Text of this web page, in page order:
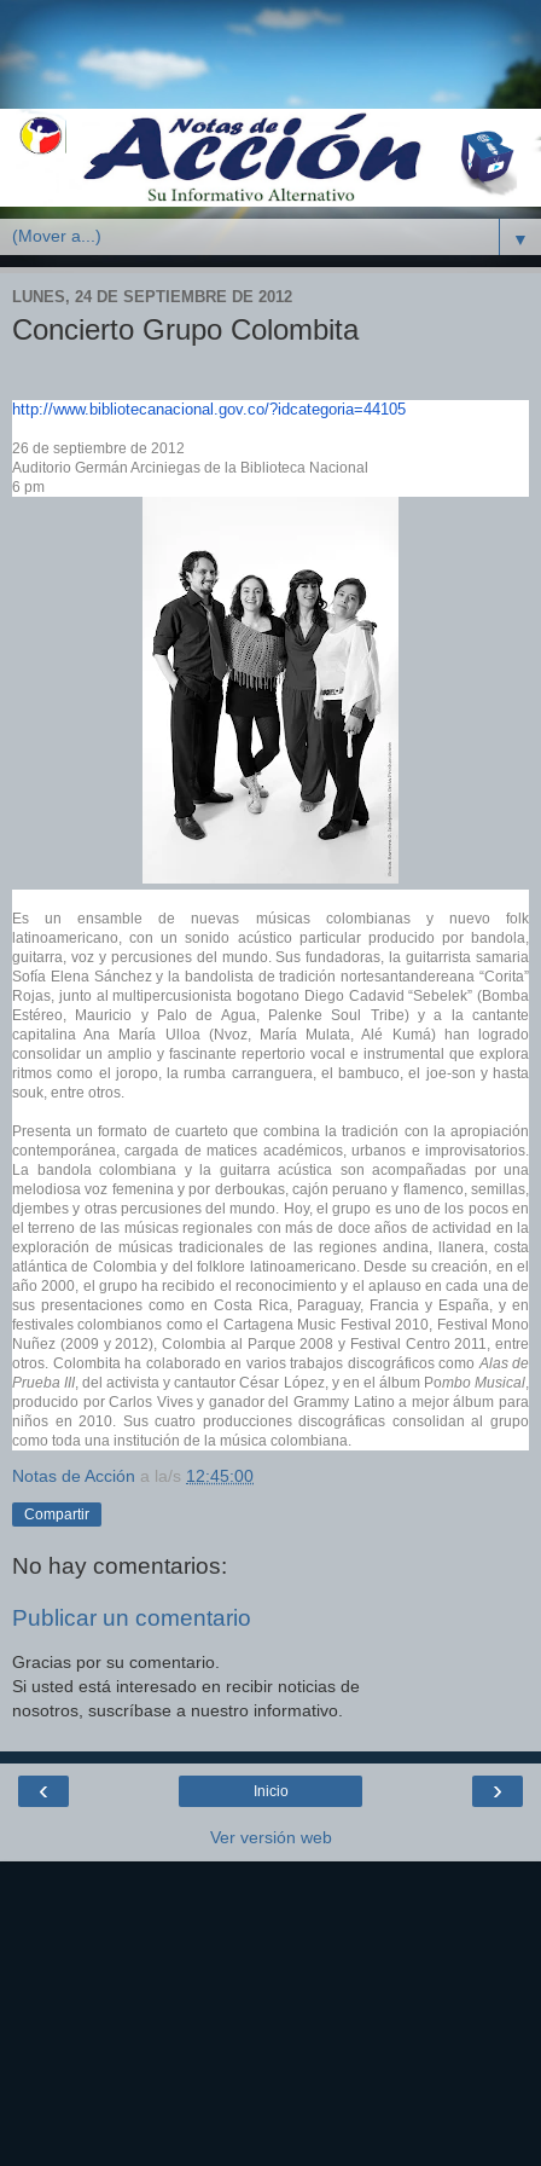
▼
LUNES, 24 DE SEPTIEMBRE DE 2012
Concierto Grupo Colombita
http://www. bibliotecanacional.gov.co/?idcategoria=44105
26 de septiembre de 2012
Auditorio Germán Arciniegas de la Biblioteca Nacional
6 pm
Es un ensamble de nuevas músicas colombianas y nuevo folk
latinoamericano, con un sonido acústico particular producido por bandola,
guitarra, voz y percusiones del mundo. Sus fundadoras, la guitarrista samaria
Sofía Elena Sánchez y la bandolista de tradición nortesantandereana “Corita”
Rojas, junto al multipercusionista bogotano Diego Cadavid “Sebelek” (Bomba
Estéreo, Mauricio y Palo de Agua, Palenke Soul Tribe) y a la cantante
capitalina Ana María Ulloa (Nvoz, María Mulata, Alé Kumá) han logrado
consolidar un amplio y fascinante repertorio vocal e instrumental que explora
ritmos como el joropo, la rumba carranguera, el bambuco, el joe-son y hasta
souk, entre otros.
Presenta un formato de cuarteto que combina la tradición con la apropiación
contemporánea, cargada de matices académicos, urbanos e improvisatorios.
La bandola colombiana y la guitarra acústica son acompañadas por una
melodiosa voz femenina y por derboukas, cajón peruano y flamenco, semillas,
djembes y otras percusiones del mundo. Hoy, el grupo es uno de los pocos en
el terreno de las músicas regionales con más de doce años de actividad en la
exploración de músicas tradicionales de las regiones andina, llanera, costa
atlántica de Colombia y del folklore latinoamericano. Desde su creación, en el
año 2000, el grupo ha recibido el reconocimiento y el aplauso en cada una de
sus presentaciones como en Costa Rica, Paraguay, Francia y España, y en
festivales colombianos como el Cartagena Music Festival 2010, Festival Mono
Nuñez (2009 y 2012), Colombia al Parque 2008 y Festival Centro 2011, entre
otros. Colombita ha colaborado en varios trabajos discográficos comoAlas de
Prueba III, del activista y cantautor César López, y en el álbum Pombo Musical,
producido por Carlos Vives y ganador del Grammy Latino a mejor álbum para
niños en 2010. Sus cuatro producciones discográficas consolidan al grupo
como toda una institución de la música colombiana.
Notas de Acción a la/s 12:45:00
Compartir
No hay comentarios:
Publicar un comentario
Gracias por su comentario.
Si usted está interesado en recibir noticias de
nosotros, suscríbase a nuestro informativo.
‹ ›
Inicio
Ver versión web